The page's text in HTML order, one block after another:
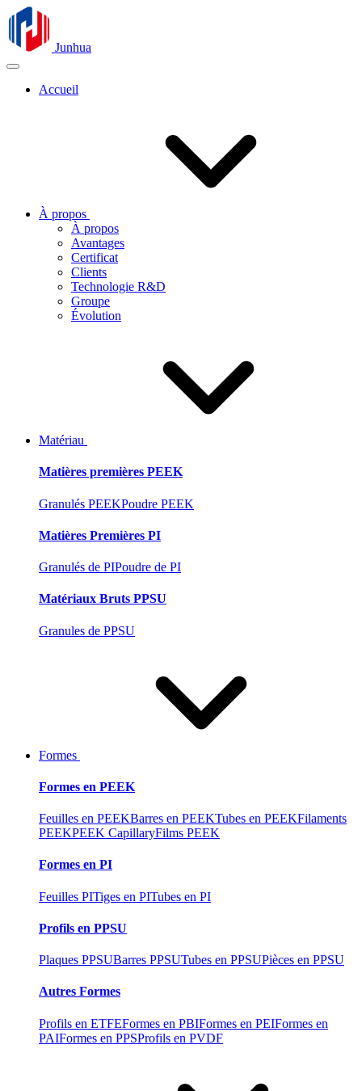
Junhua
Accueil
À propos
À propos
Avantages
Certificat
Clients
Technologie R&D
Groupe
Évolution
Matériau
Matières premières PEEK
Granulés PEEKPoudre PEEK
Matières Premières PI
Granulés de PIPoudre de PI
Matériaux Bruts PPSU
Granules de PPSU
Formes
Formes en PEEK
Feuilles en PEEKBarres en PEEKTubes en PEEKFilaments
PEEKPEEK CapillaryFilms PEEK
Formes en PI
Feuilles PITiges en PITubes en PI
Profils en PPSU
Plaques PPSUBarres PPSUTubes en PPSUPièces en PPSU
Autres Formes
Profils en ETFEFormes en PBIFormes en PEIFormes en
PAIFormes en PPSProfils en PVDF